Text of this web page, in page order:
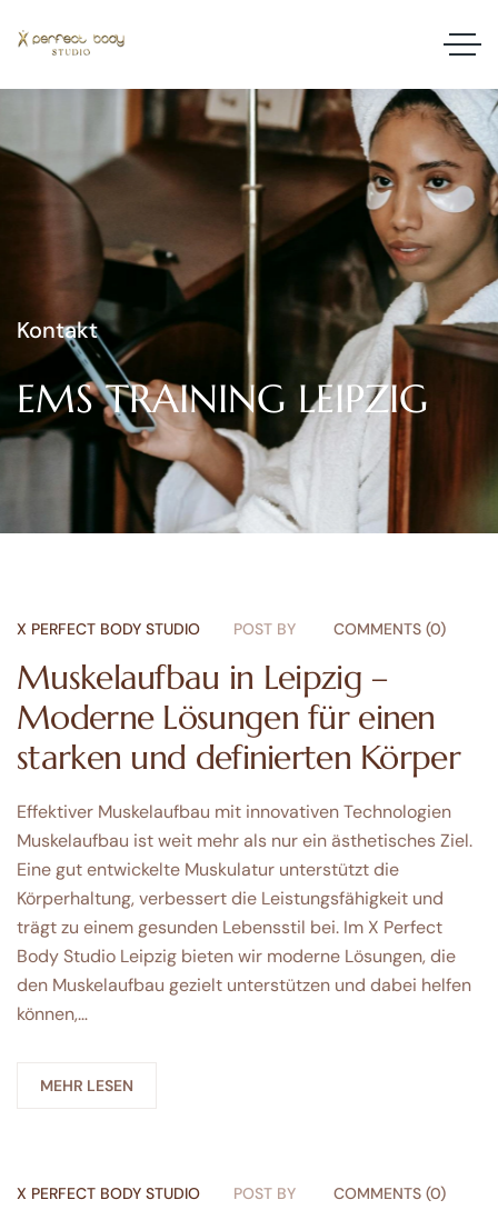
Kontakt
EMS TRAINING LEIPZIG
X PERFECT BODY STUDIO POST BY COMMENTS (0)
Muskelaufbau in Leipzig –
Moderne Lösungen für einen
starken und definierten Körper
Effektiver Muskelaufbau mit innovativen Technologien
Muskelaufbau ist weit mehr als nur ein ästhetisches Ziel.
Eine gut entwickelte Muskulatur unterstützt die
Körperhaltung, verbessert die Leistungsfähigkeit und
trägt zu einem gesunden Lebensstil bei. Im X Perfect
Body Studio Leipzig bieten wir moderne Lösungen, die
den Muskelaufbau gezielt unterstützen und dabei helfen
können,…
MEHR LESEN
X PERFECT BODY STUDIO POST BY COMMENTS (0)